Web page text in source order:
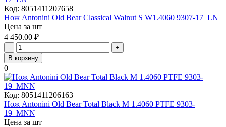
Код: 8051411207658
Нож Antonini Old Bear Classical Walnut S W1.4060 9307-17_LN
Цена за шт
4 450.00 ₽
-
+
В корзину
0
Код: 8051411206163
Нож Antonini Old Bear Total Black M 1.4060 PTFE 9303-
19_MNN
Цена за шт